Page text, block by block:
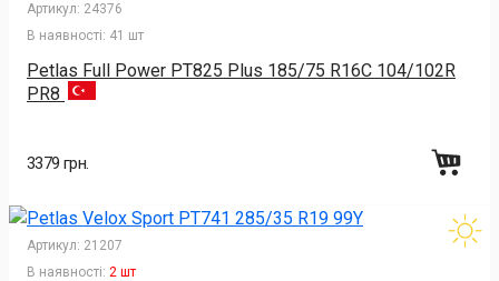
Артикул: 24376
В наявності: 41 шт
Petlas Full Power PT825 Plus 185/75 R16C 104/102R
PR8
3379 грн.
Артикул: 21207
В наявності: 2 шт